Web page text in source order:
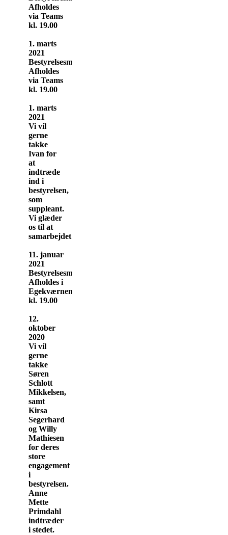
Afholdes
via Teams
kl. 19.00
1. marts
2021
Bestyrelsesmøde
Afholdes
via Teams
kl. 19.00
1. marts
2021
Vi vil
gerne
takke
Ivan for
at
indtræde
ind i
bestyrelsen,
som
suppleant.
Vi glæder
os til at
samarbejdet:-)
11. januar
2021
Bestyrelsesmøde
Afholdes i
Egekværnen
kl. 19.00
12.
oktober
2020
Vi vil
gerne
takke
Søren
Schlott
Mikkelsen,
samt
Kirsa
Segerhard
og Willy
Mathiesen
for deres
store
engagement
i
bestyrelsen.
Anne
Mette
Primdahl
indtræder
i stedet.